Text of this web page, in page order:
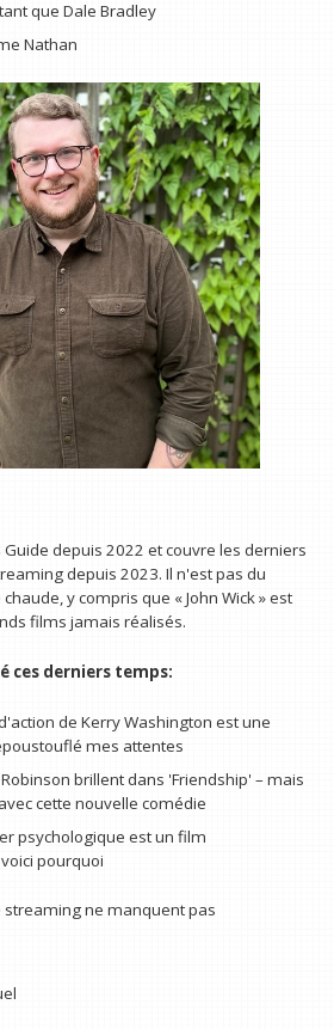
que Dale Bradley
Nathan
depuis 2022 et couvre les derniers
depuis 2023. Il n'est pas du
y compris que « John Wick » est
films jamais réalisés.
ces derniers temps:
de Kerry Washington est une
mes attentes
brillent dans 'Friendship' – mais
cette nouvelle comédie
psychologique est un film
pourquoi
streaming ne manquent pas